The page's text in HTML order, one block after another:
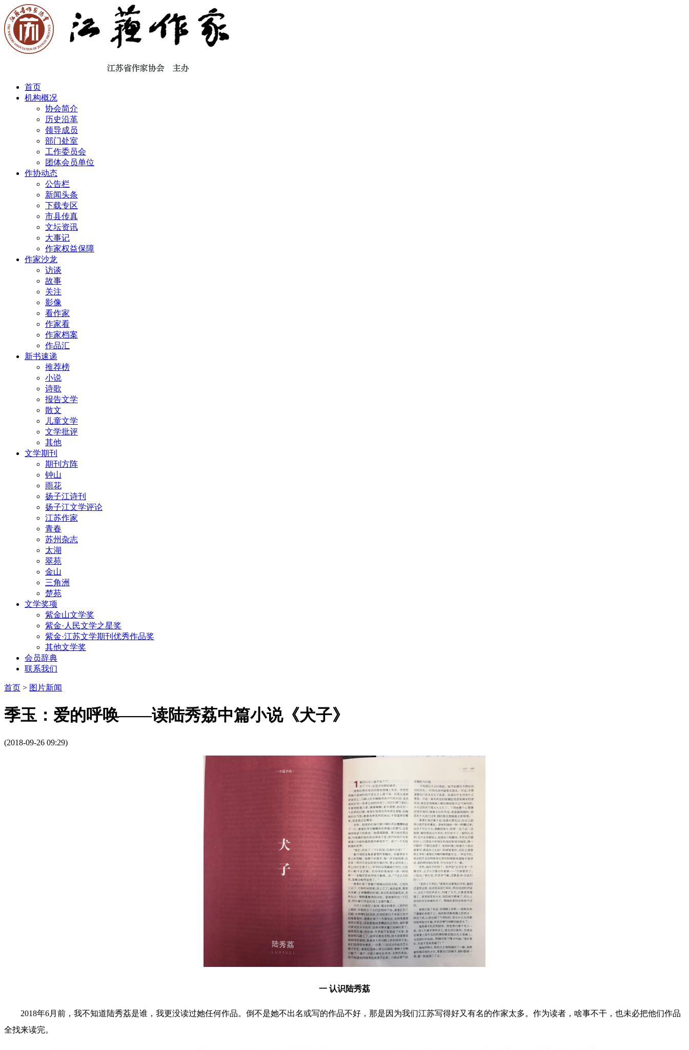
首页
机构概况
协会简介
历史沿革
领导成员
部门处室
工作委员会
团体会员单位
作协动态
公告栏
新闻头条
下载专区
市县传真
文坛资讯
大事记
作家权益保障
作家沙龙
访谈
故事
关注
影像
看作家
作家看
作家档案
作品汇
新书速递
推荐榜
小说
诗歌
报告文学
散文
儿童文学
文学批评
其他
文学期刊
期刊方阵
钟山
雨花
扬子江诗刊
扬子江文学评论
江苏作家
青春
苏州杂志
太湖
翠苑
金山
三角洲
楚苑
文学奖项
紫金山文学奖
紫金·人民文学之星奖
紫金·江苏文学期刊优秀作品奖
其他文学奖
会员辞典
联系我们
首页 > 图片新闻
季玉：爱的呼唤——读陆秀荔中篇小说《犬子》
(2018-09-26 09:29)
一 认识陆秀荔
2018年6月前，我不知道陆秀荔是谁，我更没读过她任何作品。倒不是她不出名或写的作品不好，那是因为我们江苏写得好又有名的作家太多。作为读者，啥事不干，也未必把他们作品
全找来读完。